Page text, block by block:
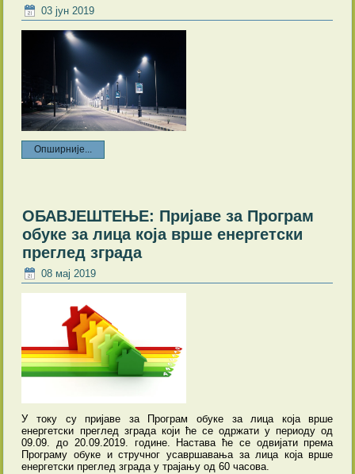
03 јун 2019
Опширније...
ОБАВЈЕШТЕЊЕ: Пријаве за Програм
обуке за лица која врше енергетски
преглед зграда
08 мај 2019
У току су пријаве за Програм обуке за лица која врше
енергетски преглед зграда који ће се одржати у периоду од
09.09. до 20.09.2019. године. Настава ће се одвијати према
Програму обуке и стручног усавршавања за лица која врше
енергетски преглед зграда у трајању од 60 часова.